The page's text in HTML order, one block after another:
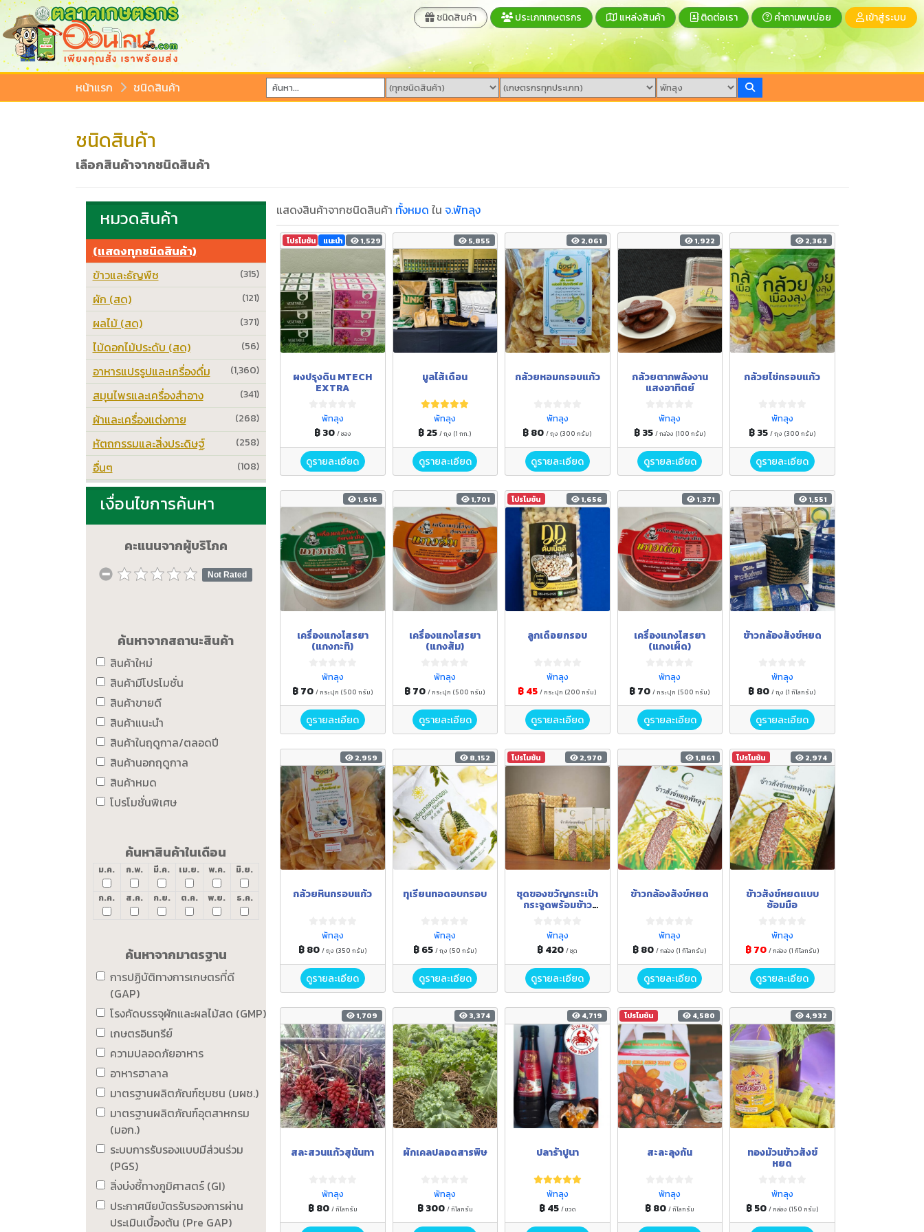
ชนิดสินค้า ประเภทเกษตรกร แหล่งสินค้า ติดต่อเรา คำถามพบบ่อย เข้าสู่ระบบ
หน้าแรก ชนิดสินค้า
ชนิดสินค้า
เลือกสินค้าจากชนิดสินค้า
แสดงสินค้าจากชนิดสินค้า ทั้งหมด ใน จ.พัทลุง
โปรโมชัน แนะนำ 1,529
ผงปรุงดิน MTECH
EXTRA
พัทลุง
฿ 30 / ซอง
ดูรายละเอียด
5,855
มูลไส้เดือน
พัทลุง
฿ 25/ ถุง (1 กก.)
ดูรายละเอียด
2,061
กล้วยหอมกรอบแก้ว
พัทลุง
฿ 80/ ถุง (300 กรัม)
ดูรายละเอียด
1,922
กล้วยตากพลังงาน
แสงอาทิตย์
พัทลุง
฿ 35 / กล่อง (100 กรัม)
ดูรายละเอียด
2,363
กล้วยไข่กรอบแก้ว
พัทลุง
฿ 35 / ถุง (300 กรัม)
ดูรายละเอียด
1,616
เครื่องแกงโสรยา
(แกงกะทิ)
พัทลุง
฿ 70 / กระปุก (500 กรัม)
ดูรายละเอียด
1,701
เครื่องแกงโสรยา
(แกงส้ม)
พัทลุง
฿ 70/ กระปุก (500 กรัม)
ดูรายละเอียด
โปรโมชัน 1,656
ลูกเดือยกรอบ
พัทลุง
฿ 45/ กระปุก (200 กรัม)
ดูรายละเอียด
1,371
เครื่องแกงโสรยา
(แกงเผ็ด)
พัทลุง
฿ 70/ กระปุก (500 กรัม)
ดูรายละเอียด
1,551
ข้าวกล้องสังข์หยด
พัทลุง
฿ 80/ ถุง (1 กิโลกรัม)
ดูรายละเอียด
2,959
กล้วยหินกรอบแก้ว
พัทลุง
฿ 80 / ถุง (350 กรัม)
ดูรายละเอียด
8,152
ทุเรียนทอดอบกรอบ
พัทลุง
฿ 65 / ถุง (50 กรัม)
ดูรายละเอียด
โปรโมชัน 2,970
ชุดของขวัญกระเป๋า
กระจูดพร้อมข้าว
พัทลุง
฿ 420/ ชุด
ดูรายละเอียด
1,861
ข้าวกล้องสังข์หยด
พัทลุง
฿ 80/ กล่อง (1 กิโลกรัม)
ดูรายละเอียด
โปรโมชัน 2,974
ข้าวสังข์หยดแบบ
ซ้อมมือ
พัทลุง
฿ 70 / กล่อง (1 กิโลกรัม)
ดูรายละเอียด
1,709
สละสวนแก้วสุนันทา
พัทลุง
฿ 80 / กิโลกรัม
3,374
ผักเคลปลอดสารพิษ
พัทลุง
฿ 300 / กิโลกรัม
4,719
ปลาร้าปูนา
พัทลุง
฿ 45 / ขวด
โปรโมชัน 4,580
สะละลุงถัน
พัทลุง
฿ 80/ กิโลกรัม
4,932
ทองม้วนข้าวสังข์
หยด
พัทลุง
฿ 50 / กล่อง (150 กรัม)
หมวดสินค้า
(แสดงทุกชนิดสินค้า)
(315)
ข้าวและธัญพืช
(121)
ผัก (สด)
(371)
ผลไม้ (สด)
(56)
ไม้ดอกไม้ประดับ (สด)
(1,360)
อาหารแปรรูปและเครื่องดื่ม
(341)
สมุนไพรและเครื่องสำอาง
(268)
ผ้าและเครื่องแต่งกาย
(258)
หัตถกรรมและสิ่งประดิษฐ์
(108)
อื่นๆ
เงื่อนไขการค้นหา
คะแนนจากผู้บริโภค
Not Rated
ค้นหาจากสถานะสินค้า
สินค้าใหม่
สินค้ามีโปรโมชั่น
สินค้าขายดี
สินค้าแนะนำ
สินค้าในฤดูกาล/ตลอดปี
สินค้านอกฤดูกาล
สินค้าหมด
โปรโมชั่นพิเศษ
ค้นหาสินค้าในเดือน
ม.ค. ก.พ. มี.ค. เม.ย. พ.ค. มิ.ย.
ก.ค. ส.ค. ก.ย. ต.ค. พ.ย. ธ.ค.
ค้นหาจากมาตรฐาน
การปฏิบัติทางการเกษตรที่ดี
(GAP)
โรงคัดบรรจุผักและผลไม้สด (GMP)
เกษตรอินทรีย์
ความปลอดภัยอาหาร
อาหารฮาลาล
มาตรฐานผลิตภัณฑ์ชุมชน (มผช.)
มาตรฐานผลิตภัณฑ์อุตสาหกรม
(มอก.)
ระบบการรับรองแบบมีส่วนร่วม
(PGS)
สิ่งบ่งชี้ทางภูมิศาสตร์ (GI)
ประกาศนียบัตรรับรองการผ่าน
ประเมินเบื้องต้น (Pre GAP)